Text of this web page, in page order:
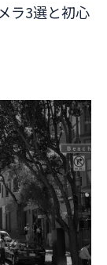
ラ3選と初心